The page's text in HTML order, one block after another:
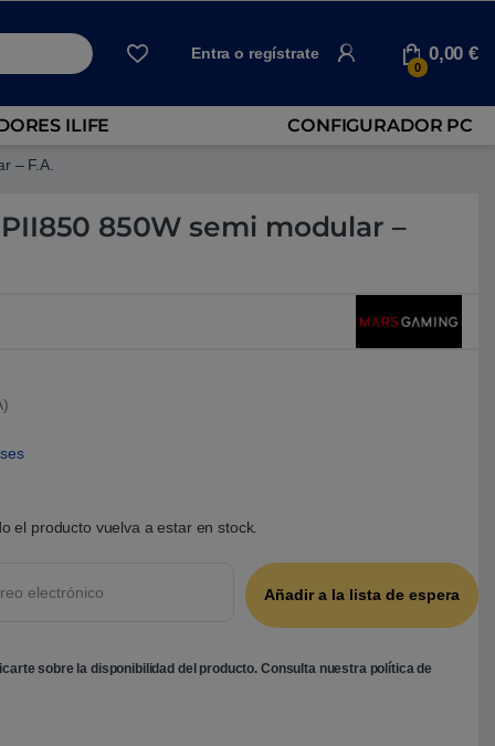
Entra o regístrate
0
0,00€
ILIFE CONFIGURADOR PC
– F.A.
850W semi modular –
el producto vuelva a estar en stock.
sobre la disponibilidad del producto. Consulta nuestra política de